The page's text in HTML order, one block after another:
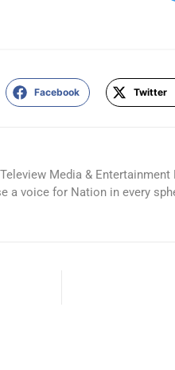
Facebook
Media &
a voice for Nation in every